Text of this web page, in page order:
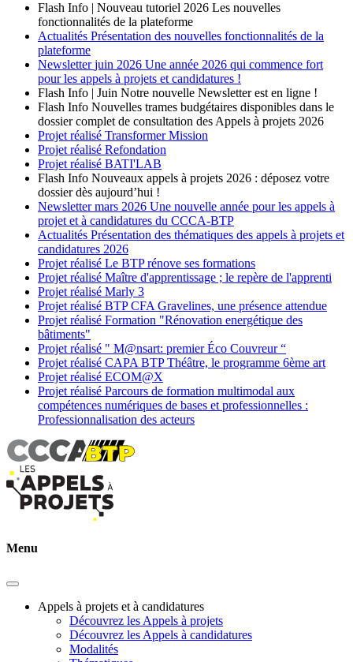
Flash Info | Nouveau tutoriel 2026 Les nouvelles
fonctionnalités de la plateforme
Actualités Présentation des nouvelles fonctionnalités de la
plateforme
Newsletter juin 2026 Une année 2026 qui commence fort
pour les appels à projets et candidatures !
Flash Info | Juin Notre nouvelle Newsletter est en ligne !
Flash Info Nouvelles trames budgétaires disponibles dans le
dossier complet de consultation des Appels à projets 2026
Projet réalisé Transformer Mission
Projet réalisé Refondation
Projet réalisé BATI'LAB
Flash Info Nouveaux appels à projets 2026 : déposez votre
dossier dès aujourd’hui !
Newsletter mars 2026 Une nouvelle année pour les appels à
projet et à candidatures du CCCA-BTP
Actualités Présentation des thématiques des appels à projets et
candidatures 2026
Projet réalisé Le BTP rénove ses formations
Projet réalisé Maître d'apprentissage ; le repère de l'apprenti
Projet réalisé Marly 3
Projet réalisé BTP CFA Gravelines, une présence attendue
Projet réalisé Formation "Rénovation energétique des
bâtiments"
Projet réalisé " M@nsart: premier Éco Couvreur “
Projet réalisé CAPA BTP Théâtre, le programme 6ème art
Projet réalisé ECOM@X
Projet réalisé Parcours de formation multimodal aux
compétences numériques de bases et professionnelles :
Professionnalisation des acteurs
Menu
Appels à projets et à candidatures
Découvrez les Appels à projets
Découvrez les Appels à candidatures
Modalités